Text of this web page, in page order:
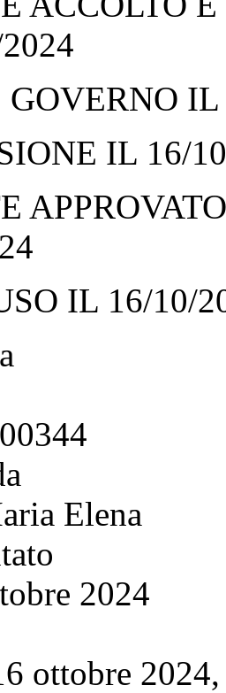
GOVERNO
IL 16/
IL 16/10/
Elena
2024
ottobre 2024,